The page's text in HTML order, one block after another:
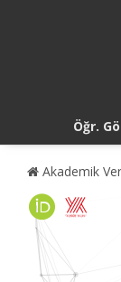
Öğr.
Akademik